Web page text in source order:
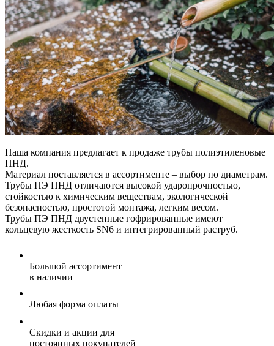
Наша компания предлагает к продаже трубы полиэтиленовые
ПНД.
Материал поставляется в ассортименте – выбор по диаметрам.
Трубы ПЭ ПНД отличаются высокой ударопрочностью,
стойкостью к химическим веществам, экологической
безопасностью, простотой монтажа, легким весом.
Трубы ПЭ ПНД двустенные гофрированные имеют
кольцевую жесткость SN6 и интегрированный раструб.
Большой ассортимент
в наличии
Любая форма оплаты
Скидки и акции для
постоянных покупателей